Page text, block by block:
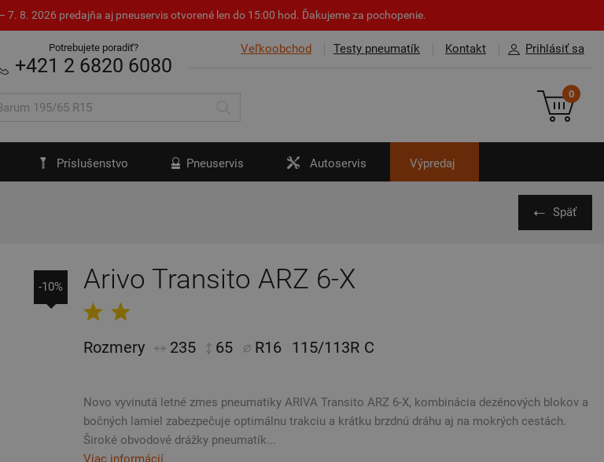
8. 2026 predajňa aj pneuservis otvorené len do 15:00 hod. Ďakujeme za pochopenie.
Veľkoobchod Testy pneumatík Kontakt Prihlásiť sa
Potrebujete poradiť?
+421 2 6820 6080
0
Príslušenstvo Pneuservis Autoservis Výpredaj
Späť
Arivo Transito ARZ 6-X
Rozmery 235 65 R16 115/113R C
Novo vyvinutá letné zmes pneumatiky ARIVA Transito ARZ 6-X, kombinácia dezénových blokov a
bočných lamiel zabezpečuje optimálnu trakciu a krátku brzdnú dráhu aj na mokrých cestách.
Široké obvodové drážky pneumatík...
Viac informácií
-10%